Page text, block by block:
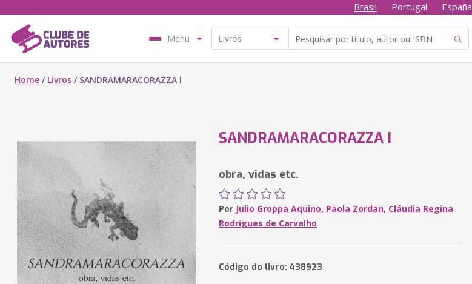
Brasil Portugal España
Menu
Home / Livros / SANDRAMARACORAZZA I
SANDRAMARACORAZZA I
obra, vidas etc.
Por Julio Groppa Aquino, Paola Zordan, Cláudia Regina
Rodrigues de Carvalho
Código do livro: 438923